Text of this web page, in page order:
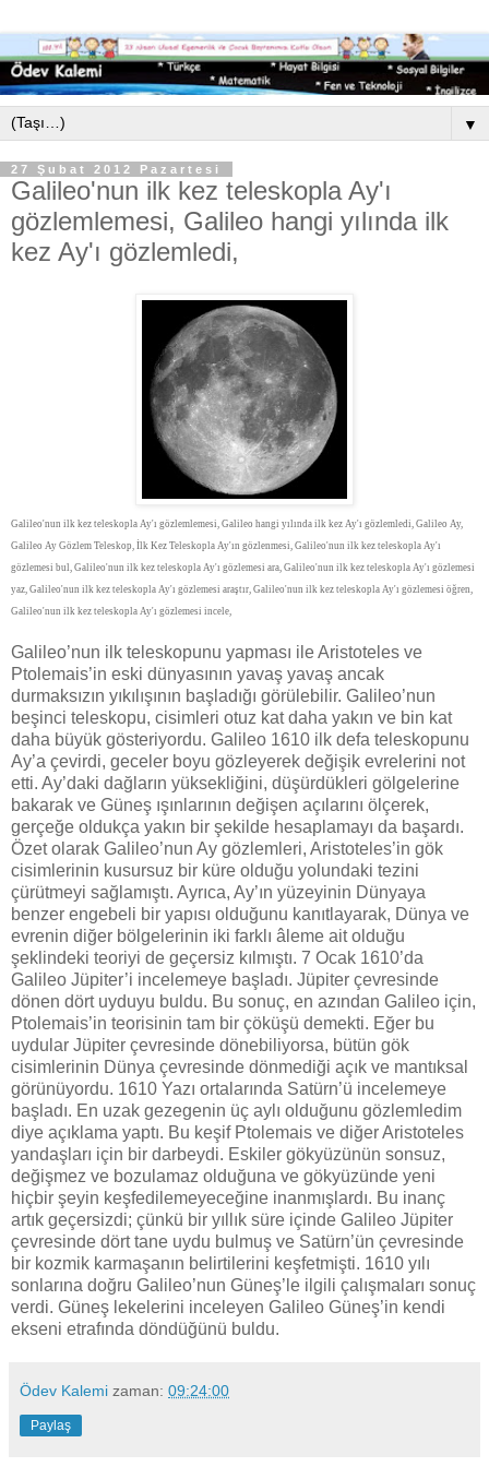
▼
27 Şubat 2012 Pazartesi
Galileo'nun ilk kez teleskopla Ay'ı
gözlemlemesi, Galileo hangi yılında ilk
kez Ay'ı gözlemledi,
Galileo'nun ilk kez teleskopla Ay'ı gözlemlemesi, Galileo hangi yılında ilk kez Ay'ı gözlemledi, Galileo Ay,
Galileo Ay Gözlem Teleskop, İlk Kez Teleskopla Ay'ın gözlenmesi, Galileo'nun ilk kez teleskopla Ay'ı
gözlemesi bul, Galileo'nun ilk kez teleskopla Ay'ı gözlemesi ara, Galileo'nun ilk kez teleskopla Ay'ı gözlemesi
yaz, Galileo'nun ilk kez teleskopla Ay'ı gözlemesi araştır, Galileo'nun ilk kez teleskopla Ay'ı gözlemesi öğren,
Galileo'nun ilk kez teleskopla Ay'ı gözlemesi incele,
Galileo’nun ilk teleskopunu yapması ile Aristoteles ve
Ptolemais’in eski dünyasının yavaş yavaş ancak
durmaksızın yıkılışının başladığı görülebilir. Galileo’nun
beşinci teleskopu, cisimleri otuz kat daha yakın ve bin kat
daha büyük gösteriyordu. Galileo 1610 ilk defa teleskopunu
Ay’a çevirdi, geceler boyu gözleyerek değişik evrelerini not
etti. Ay’daki dağların yüksekliğini, düşürdükleri gölgelerine
bakarak ve Güneş ışınlarının değişen açılarını ölçerek,
gerçeğe oldukça yakın bir şekilde hesaplamayı da başardı.
Özet olarak Galileo’nun Ay gözlemleri, Aristoteles’in gök
cisimlerinin kusursuz bir küre olduğu yolundaki tezini
çürütmeyi sağlamıştı. Ayrıca, Ay’ın yüzeyinin Dünyaya
benzer engebeli bir yapısı olduğunu kanıtlayarak, Dünya ve
evrenin diğer bölgelerinin iki farklı âleme ait olduğu
şeklindeki teoriyi de geçersiz kılmıştı. 7 Ocak 1610’da
Galileo Jüpiter’i incelemeye başladı. Jüpiter çevresinde
dönen dört uyduyu buldu. Bu sonuç, en azından Galileo için,
Ptolemais’in teorisinin tam bir çöküşü demekti. Eğer bu
uydular Jüpiter çevresinde dönebiliyorsa, bütün gök
cisimlerinin Dünya çevresinde dönmediği açık ve mantıksal
görünüyordu. 1610 Yazı ortalarında Satürn’ü incelemeye
başladı. En uzak gezegenin üç aylı olduğunu gözlemledim
diye açıklama yaptı. Bu keşif Ptolemais ve diğer Aristoteles
yandaşları için bir darbeydi. Eskiler gökyüzünün sonsuz,
değişmez ve bozulamaz olduğuna ve gökyüzünde yeni
hiçbir şeyin keşfedilemeyeceğine inanmışlardı. Bu inanç
artık geçersizdi; çünkü bir yıllık süre içinde Galileo Jüpiter
çevresinde dört tane uydu bulmuş ve Satürn’ün çevresinde
bir kozmik karmaşanın belirtilerini keşfetmişti. 1610 yılı
sonlarına doğru Galileo’nun Güneş’le ilgili çalışmaları sonuç
verdi. Güneş lekelerini inceleyen Galileo Güneş’in kendi
ekseni etrafında döndüğünü buldu.
Ödev Kalemi zaman: 09:24:00
Paylaş